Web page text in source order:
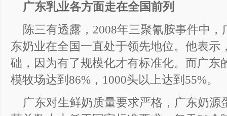
广东乳业各方面走在全国前列
陈三有透露，2008年三聚氰胺事件中
东奶业在全国一直处于领先地位。他表示
础，因为有了规模化才有标准化。而广东
模牧场达到86%，1000头以上达到55%。
广东对生鲜奶质量要求严格，广东奶